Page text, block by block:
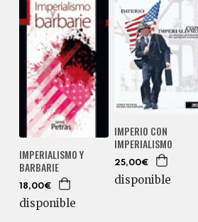
IMPERIALISMO Y
BARBARIE
18,00€
disponible
IMPERIO CON
IMPERIALISMO
25,00€
disponible